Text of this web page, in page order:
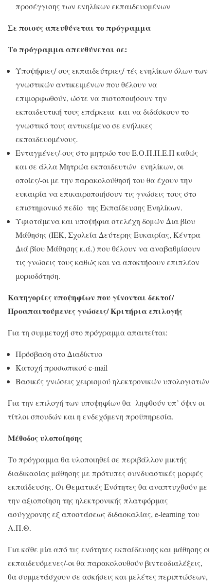
προσέγγισης των ενηλίκων εκπαιδευομένων
Σε ποιους απευθύνεται το πρόγραμμα
Το πρόγραμμα απευθύνεται σε:
Υποψήφιες/-ους εκπαιδεύτριες/-τές ενηλίκων όλων των
γνωστικών αντικειμένων που θέλουν να
επιμορφωθούν, ώστε να πιστοποιήσουν την
εκπαιδευτική τους επάρκεια και να διδάσκουν το
γνωστικό τους αντικείμενο σε ενήλικες
εκπαιδευομένους.
Ενταγμένες/-ους στο μητρώο του Ε.Ο.Π.Π.Ε.Π καθώς
και σε άλλα Μητρώα εκπαιδευτών ενηλίκων, οι
οποίες/-οι με την παρακολούθησή του θα έχουν την
ευκαιρία να επικαιροποιήσουν τις γνώσεις τους στο
επιστημονικό πεδίο της Εκπαίδευσης Ενηλίκων.
Υφιστάμενα και υποψήφια στελέχη δομών Δια βίου
Μάθησης (ΙΕΚ, Σχολεία Δεύτερης Ευκαιρίας, Κέντρα
Διά βίου Μάθησης κ.ά.) που θέλουν να αναβαθμίσουν
τις γνώσεις τους καθώς και να αποκτήσουν επιπλέον
μοριοδότηση.
Κατηγορίες υποψηφίων που γίνονται δεκτοί/
Προαπαιτούμενες γνώσεις/ Κριτήρια επιλογής
Για τη συμμετοχή στο πρόγραμμα απαιτείται:
Πρόσβαση στο Διαδίκτυο
Κατοχή προσωπικού e-mail
Βασικές γνώσεις χειρισμού ηλεκτρονικών υπολογιστών
Για την επιλογή των υποψηφίων θα ληφθούν υπ’ όψιν οι
τίτλοι σπουδών και η ενδεχόμενη προϋπηρεσία.
Μέθοδος υλοποίησης
Το πρόγραμμα θα υλοποιηθεί σε περιβάλλον μικτής
διαδικασίας μάθησης με πρότυπες συνδυαστικές μορφές
εκπαίδευσης. Οι Θεματικές Ενότητες θα αναπτυχθούν με
την αξιοποίηση της ηλεκτρονικής πλατφόρμας
ασύγχρονης εξ αποστάσεως διδασκαλίας, e-learning του
Α.Π.Θ.
Για κάθε μία από τις ενότητες εκπαίδευσης και μάθησης οι
εκπαιδευόμενες/-οι θα παρακολουθούν βιντεοδιαλέξεις,
θα συμμετάσχουν σε ασκήσεις και μελέτες περιπτώσεων,